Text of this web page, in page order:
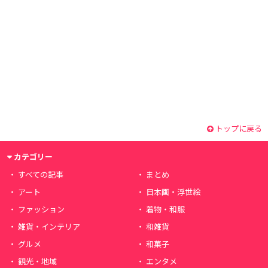
トップに戻る
カテゴリー
すべての記事
まとめ
アート
日本画・浮世絵
ファッション
着物・和服
雑貨・インテリア
和雑貨
グルメ
和菓子
観光・地域
エンタメ